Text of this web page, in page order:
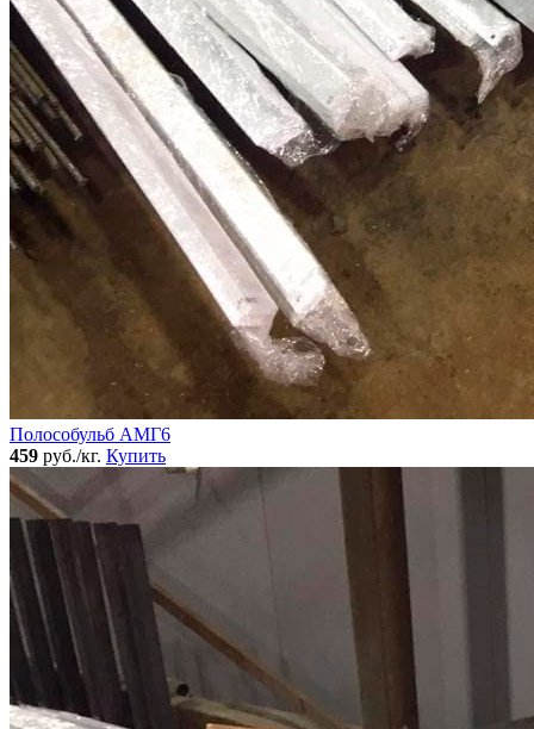
Полособульб АМГ6
459 руб./кг. Купить